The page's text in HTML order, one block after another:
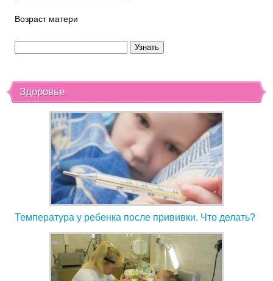
Возраст матери
Здоровье
Температура у ребенка после прививки. Что делать?